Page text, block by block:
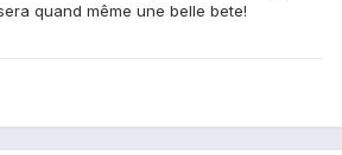
quand même une belle bete!